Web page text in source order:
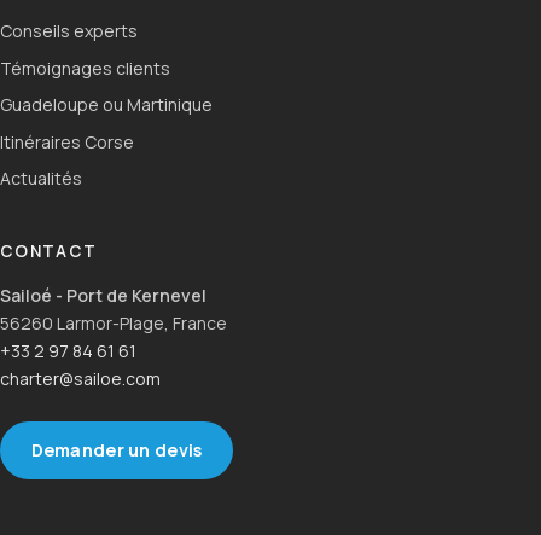
Conseils experts
Témoignages clients
Guadeloupe ou Martinique
Itinéraires Corse
Actualités
CONTACT
Sailoé - Port de Kernevel
56260 Larmor-Plage, France
+33 2 97 84 61 61
charter@sailoe.com
Demander un devis